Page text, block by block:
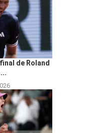
de Roland